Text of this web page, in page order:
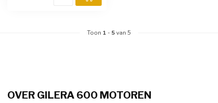
Toon 1 -5van 5
OVER GILERA 600 MOTOREN